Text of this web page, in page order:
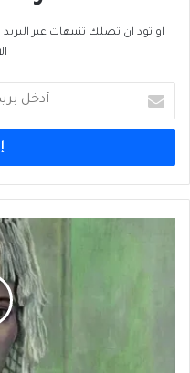
او تود ان تصلك تنبيهات عبر
بريدك
الإلكتروني